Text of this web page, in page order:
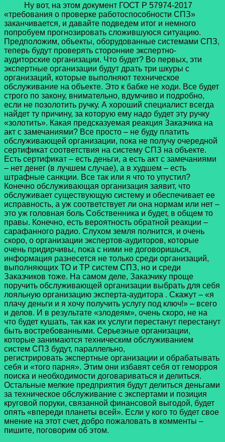
Ну вот, на этом документ ГОСТ Р 57974-2017
«требования о проверке работоспособности СПЗ»
заканчивается, и давайте подведем итог и немного
попробуем прогнозировать сложившуюся ситуацию.
Предположим, объекты, оборудованные системами СПЗ,
теперь будут проверять сторонние экспертно-
аудиторские организации. Что будет? Во первых, эти
экспертные организации будут драть три шкуры с
организаций, которые выполняют техническое
обслуживание на объекте. Это к бабке не ходи. Все будет
строго по закону, внимательно, вдумчиво и подробно,
если не позолотить ручку. А хороший специалист всегда
найдет ту причину, за которую ему надо будет эту ручку
«золотить». Какая предсказуемая реакция Заказчика на
акт с замечаниями? Все просто – не буду платить
обслуживающей организации, пока не получу очередной
сертификат соответствия на систему СПЗ на объекте.
Есть сертификат – есть деньги, а есть акт с замечаниями
– нет денег (в лучшем случае), а в худшем – есть
штрафные санкции. Все так или я что то упустил?
Конечно обслуживающая организация заявит, что
обслуживает существующую систему и обеспечивает ее
исправность, а уж соответствует ли она нормам или нет –
это уж головная боль Собственника и будет, в общем то
правы. Конечно, есть вероятность обратной реакции –
сарафанного радио. Слухом земля полнится, и очень
скоро, о организации экспертов-аудиторов, которые
очень придирчивы, пока с ними не договоришься,
информация разнесется не только среди организаций,
выполняющих ТО и ТР систем СПЗ, но и среди
Заказчиков тоже. На самом деле, Заказчику проще
поручить обслуживающей организации выбрать для себя
лояльную организацию эксперта-аудитора . Скажут – «я
плачу деньги и я хочу получить услугу под ключ!» – всего
и делов. И в результате «злодеям», очень скоро, не на
что будет кушать, так как их услуги перестанут перестанут
быть востребованными. Серьезные организации,
которые занимаются техническим обслуживанием
систем СПЗ будут, параллельно,
регистрировать экспертные организации и обрабатывать
себя и «того парня». Этим они избавят себя от геморроя
поиска и необходимости договариваться и делиться.
Остальные мелкие предприятия будут делиться деньгами
за техническое обслуживание с экспертами и позиция
круговой поруки, связанной финансовой выгодой, будет
опять «впереди планеты всей». Если у кого то будет свое
мнение на этот счет, добро пожаловать в комменты –
пишите, поговорим об этом.